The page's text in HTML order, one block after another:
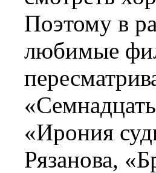
Поэтому в
любимые
«Ирония
Рязанова,